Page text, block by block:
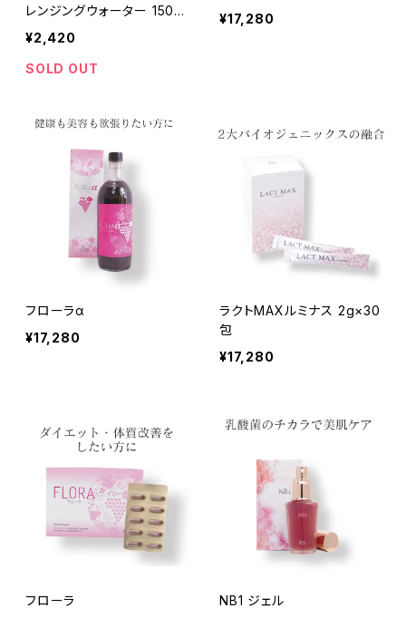
レンジングウォーター 150m
l
¥2,420
SOLD OUT
¥17,280
フローラα
¥17,280
ラクトMAXルミナス 2g×30
包
¥17,280
フローラ NB1 ジェル